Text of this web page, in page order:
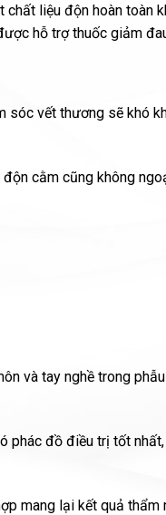
liệu độn hoàn toàn
hỗ trợ thuốc giảm
sóc vết thương sẽ khó
cằm cũng không
và tay nghề trong
phác đồ điều trị tốt
mang lại kết quả thẩm